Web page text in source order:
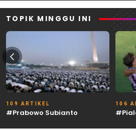
TOPIK MINGGU INI
109 ARTIKEL
#Prabowo Subianto
106